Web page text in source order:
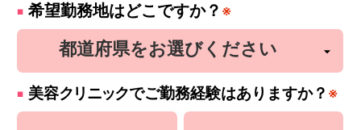
希望勤務地はどこですか？ ※
美容クリニックでご勤務経験はありますか？ ※